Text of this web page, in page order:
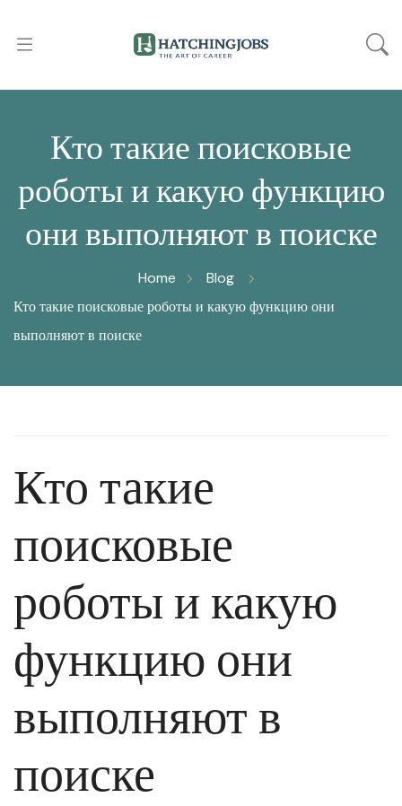
Кто такие поисковые
роботы и какую функцию
они выполняют в поиске
Home
Blog
Кто такие поисковые роботы и какую функцию они
выполняют в поиске
Кто такие
поисковые
роботы и какую
функцию они
выполняют в
поиске